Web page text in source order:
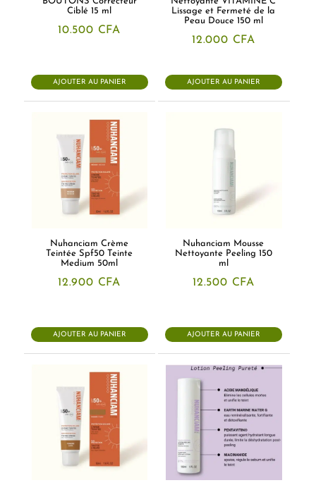
Ciblé 15 ml
10.500 CFA
AJOUTER AU PANIER
Lissage et Fermeté de la
Peau Douce 150 ml
12.000 CFA
AJOUTER AU PANIER
Nuhanciam Crème
Teintée Spf50 Teinte
Medium 50ml
12.900 CFA
AJOUTER AU PANIER
Nuhanciam Mousse
Nettoyante Peeling 150
ml
12.500 CFA
AJOUTER AU PANIER